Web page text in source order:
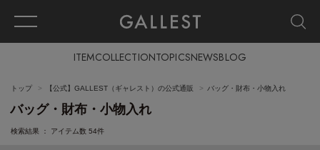
ITEMCOLLECTIONTOPICSNEWSBLOG
トップ 【公式】GALLEST（ギャレスト）の公式通販 バッグ・財布・小物入れ
バッグ・財布・小物入れ
検索結果 ： アイテム数 54件